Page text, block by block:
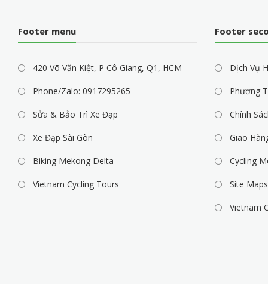
Footer menu
420 Võ Văn Kiệt, P Cô Giang, Q1, HCM
Phone/Zalo: 0917295265
Sửa & Bảo Trì Xe Đạp
Xe Đạp Sài Gòn
Biking Mekong Delta
Vietnam Cycling Tours
Footer
Dịch Vụ
Phương
Chính
Giao
Cycling
Site Maps
Vietnam